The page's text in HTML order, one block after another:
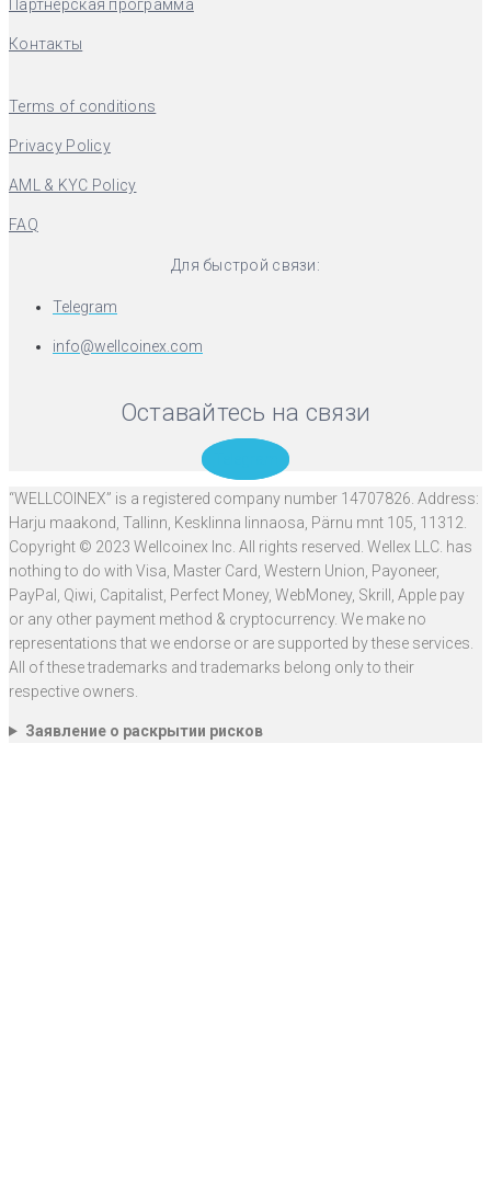
Партнерская программа
Контакты
Terms of conditions
Privacy Policy
AML & KYC Policy
FAQ
Для быстрой связи:
Telegram
info@wellcoinex.com
Оставайтесь на связи
“WELLCOINEX” is a registered company number 14707826. Address:
Harju maakond, Tallinn, Kesklinna linnaosa, Pärnu mnt 105, 11312.
Copyright © 2023 Wellcoinex Inc. All rights reserved. Wellex LLC. has
nothing to do with Visa, Master Card, Western Union, Payoneer,
PayPal, Qiwi, Capitalist, Perfect Money, WebMoney, Skrill, Apple pay
or any other payment method & cryptocurrency. We make no
representations that we endorse or are supported by these services.
All of these trademarks and trademarks belong only to their
respective owners.
Заявление о раскрытии рисков